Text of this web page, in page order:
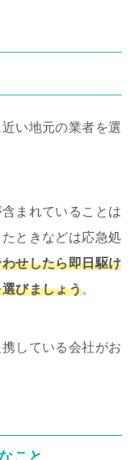
い地元の業者を選
まれていることは
ときなどは応急処
せしたら即日駆け
びましょう。
している会社がお
こと